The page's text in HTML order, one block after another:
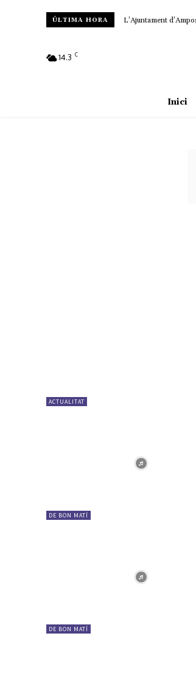
ÚLTIMA HORA L’Ajuntament
14.3 C
Inici
ACTUALITAT
DE BON MATÍ
DE BON MATÍ